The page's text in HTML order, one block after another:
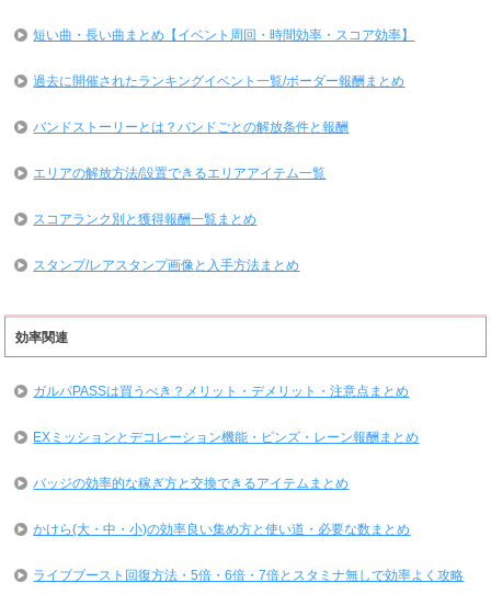
短い曲・長い曲まとめ【イベント周回・時間効率・スコア効率】
過去に開催されたランキングイベント一覧/ボーダー報酬まとめ
バンドストーリーとは？バンドごとの解放条件と報酬
エリアの解放方法/設置できるエリアアイテム一覧
スコアランク別と獲得報酬一覧まとめ
スタンプ/レアスタンプ画像と入手方法まとめ
効率関連
ガルパPASSは買うべき？メリット・デメリット・注意点まとめ
EXミッションとデコレーション機能・ピンズ・レーン報酬まとめ
バッジの効率的な稼ぎ方と交換できるアイテムまとめ
かけら(大・中・小)の効率良い集め方と使い道・必要な数まとめ
ライブブースト回復方法・5倍・6倍・7倍とスタミナ無しで効率よく攻略